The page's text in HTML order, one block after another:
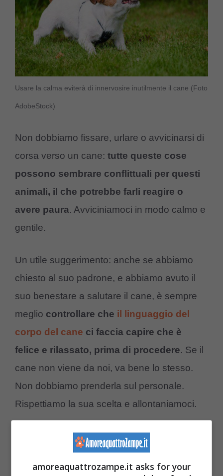
Usare la calma eviterà di innervosire inutilmente il cane (Foto
AdobeStock)
Non dobbiamo fissare, urlare o avvicinarsi di
corsa verso un cane: tutte queste cose
possono sembrare conflittuali per questi
animali, il che potrebbe farli reagire o
avere paura. Avviciniamoci in modo calmo e
gentile.
Un utile suggerimento: anche se abbiamo
chiesto al suo padrone, e abbiamo avuto il
suo benestare a salutare il cane, è sempre
meglio controllare che il linguaggio del
corpo del cane ci faccia capire che è
felice e rilassato, prima di procedere. Se il
cane non viene da noi, va bene lo stesso.
Non dobbiamo prenderla sul personale.
Rispettiamo la sua scelta e allontaniamoci.
Ascoltiamo il proprietario del cane. Conosce
meglio di noi il suo cane, esa come si
comporta il suo animale domestico e se
amoreaquattrozampe.it asks for your